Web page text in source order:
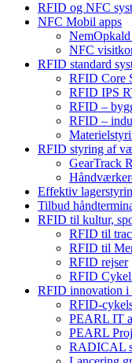
RFID og NFC
NFC Mobil apps
NFC
RFID standard
RFID Core
RFID IPS
RFID –
RFID –
RFID styring af
GearTrack
Effektiv
Tilbud
RFID til kultur,
RFID til
RFID til
RFID rejser
RFID
RFID innovation i
RFID-
PEARL IT
PEARL
RADICAL